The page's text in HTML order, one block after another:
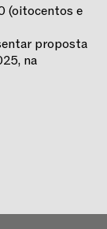
(oitocentos e
proposta
na